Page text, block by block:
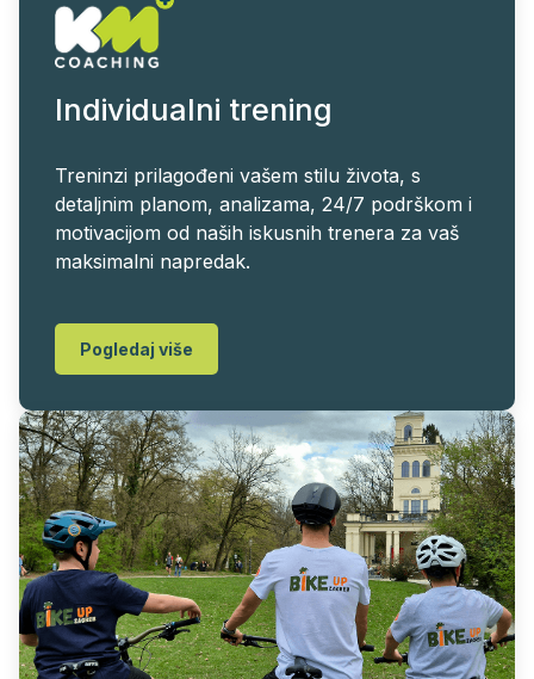
Individualni trening
Treninzi prilagođeni vašem stilu života, s
detaljnim planom, analizama, 24/7 podrškom i
motivacijom od naših iskusnih trenera za vaš
maksimalni napredak.
Pogledaj više